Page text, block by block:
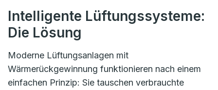
Intelligente Lüftungssysteme:
Die Lösung
Moderne Lüftungsanlagen mit
Wärmerückgewinnung funktionieren nach einem
einfachen Prinzip: Sie tauschen verbrauchte